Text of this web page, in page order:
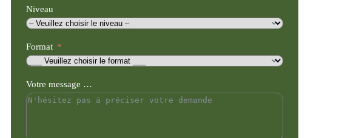
Niveau
Format
Votre message …